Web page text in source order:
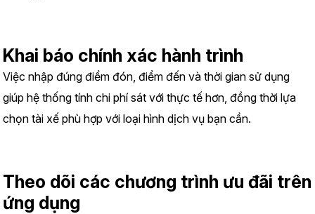
Khai báo chính xác hành trình
Việc nhập đúng điểm đón, điểm đến và thời gian sử dụng
giúp hệ thống tính chi phí sát với thực tế hơn, đồng thời lựa
chọn tài xế phù hợp với loại hình dịch vụ bạn cần.
Theo dõi các chương trình ưu đãi trên
ứng dụng